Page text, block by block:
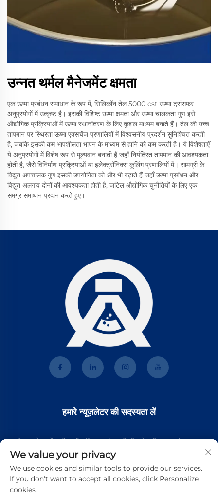
उन्नत थर्मल मैनेजमेंट क्षमता
एक ऊष्मा प्रबंधन समाधान के रूप में, सिलिकॉन तेल 5000 cst ऊष्मा ट्रांसफर
अनुप्रयोगों में उत्कृष्ट है। इसकी विशिष्ट ऊष्मा क्षमता और ऊष्मा चालकता गुण इसे
औद्योगिक प्रक्रियाओं में ऊष्मा स्थानांतरण के लिए कुशल माध्यम बनाते हैं। तेल की उच्च
तापमान पर स्थिरता ऊष्मा एक्सचेंज प्रणालियों में विश्वसनीय प्रदर्शन सुनिश्चित करती
है, जबकि इसकी कम भापशीलता भापन के माध्यम से हानि को कम करती है। ये विशेषताएँ
ये अनुप्रयोगों में विशेष रूप से मूल्यवान बनाती हैं जहाँ नियंत्रित तापमान की आवश्यकता
होती है, जैसे विनिर्माण प्रक्रियाओं या इलेक्ट्रॉनिक्स कूलिंग प्रणालियों में। सामग्री के
विद्युत अपचालक गुण इसकी उपयोगिता को और भी बढ़ाते हैं जहाँ ऊष्मा प्रबंधन और
विद्युत अलगाव दोनों की आवश्यकता होती है, जटिल औद्योगिक चुनौतियों के लिए एक
समग्र समाधान प्रदान करते हुए।
हमारे न्यूज़लेटर की सदस्यता लें
हमारी न्यूज़लेटर में शामिल हों ताकि आपको हमारी टीम से नवीनतम उद्योग समाचार,
अपडेट और अंतर्दृष्टि प्राप्त हो।
We value your privacy
We use cookies and similar tools to provide our services.
If you don't want to accept all cookies, click Personalize
cookies.